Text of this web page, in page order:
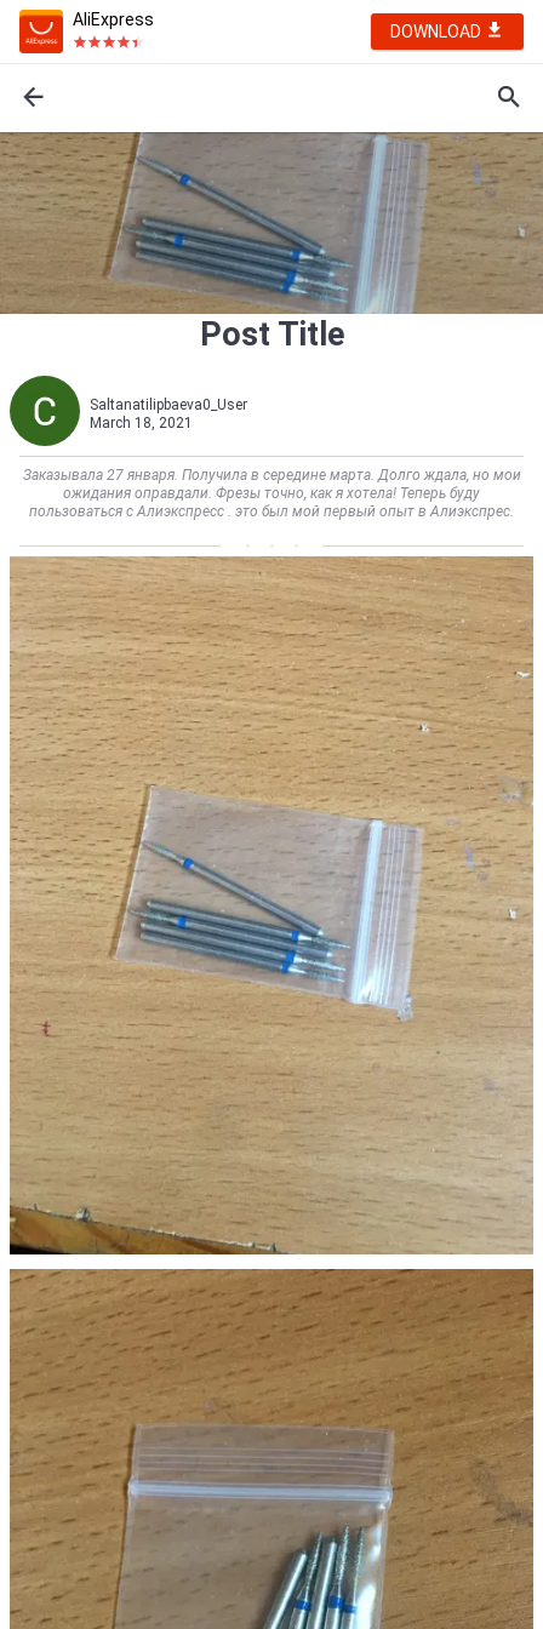
AliExpress
DOWNLOAD
Post Title
Saltanatilipbaeva0_User
March 18, 2021
Заказывала 27 января. Получила в середине марта. Долго ждала, но мои
ожидания оправдали. Фрезы точно, как я хотела! Теперь буду
пользоваться с Алиэкспресс . это был мой первый опыт в Алиэкспрес.